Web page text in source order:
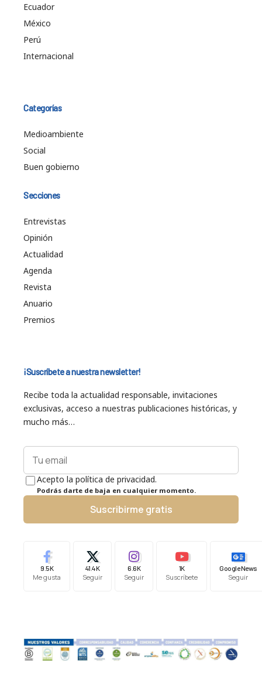
Ecuador
México
Perú
Internacional
Categorías
Medioambiente
Social
Buen gobierno
Secciones
Entrevistas
Opinión
Actualidad
Agenda
Revista
Anuario
Premios
¡Suscríbete a nuestra newsletter!
Recibe toda la actualidad responsable, invitaciones
exclusivas, acceso a nuestras publicaciones históricas, y
mucho más…
Acepto la política de privacidad.
Podrás darte de baja en cualquier momento.
Suscribirme gratis
9.5K
Me gusta
41.4K
Seguir
6.6K
Seguir
1K
Suscríbete
Google News
Seguir